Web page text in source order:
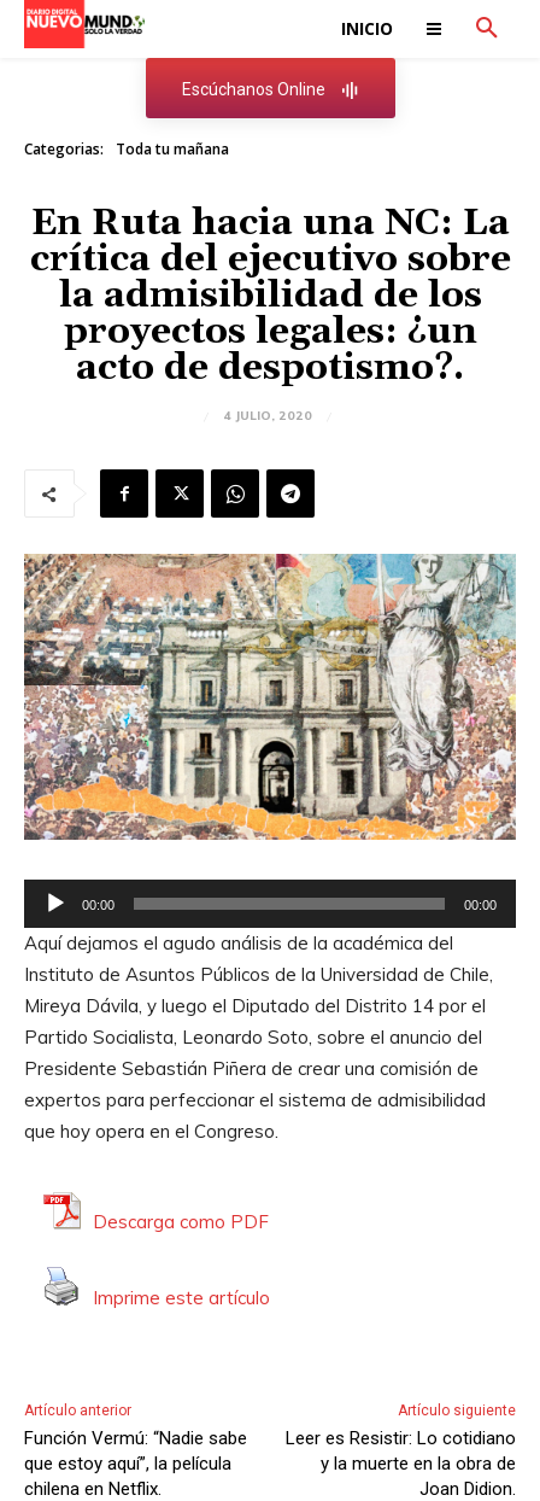
INICIO
Escúchanos Online
Categorias: Toda tu mañana
En Ruta hacia una NC: La
crítica del ejecutivo sobre
la admisibilidad de los
proyectos legales: ¿un
acto de despotismo?.
4 JULIO, 2020
e
p
r
o
d
u
c
t
o
00:00 00:00
Aquí dejamos el agudo análisis de la académica del
Instituto de Asuntos Públicos de la Universidad de Chile,
Mireya Dávila, y luego el Diputado del Distrito 14 por el
Partido Socialista, Leonardo Soto, sobre el anuncio del
Presidente Sebastián Piñera de crear una comisión de
expertos para perfeccionar el sistema de admisibilidad
que hoy opera en el Congreso.
Descarga como PDF
Imprime este artículo
Artículo anterior
Función Vermú: “Nadie sabe
que estoy aquí”, la película
chilena en Netflix.
Artículo siguiente
Leer es Resistir: Lo cotidiano
y la muerte en la obra de
Joan Didion.